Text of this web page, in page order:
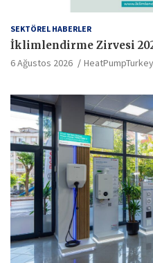
SEKTÖREL HABERLER
İklimlendirme Zirvesi
6 Ağustos 2026 HeatPumpTurkey